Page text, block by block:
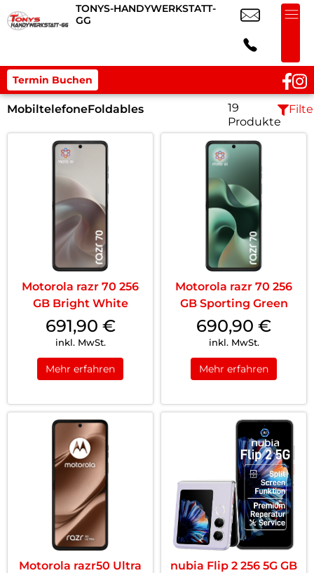
TONYS-HANDYWERKSTATT-
GG
Termin Buchen
MobiltelefoneFoldables
19
Produkte
Motorola razr 70 256
GB Bright White
691,90 €
inkl. MwSt.
Mehr erfahren
Motorola razr 70 256
GB Sporting Green
690,90 €
inkl. MwSt.
Mehr erfahren
Motorola razr50 Ultra
nubia Flip 2 256 5G GB